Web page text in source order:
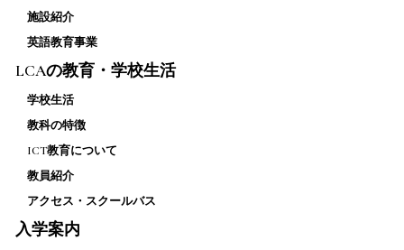
施設紹介
英語教育事業
LCAの教育・学校生活
学校生活
教科の特徴
ICT教育について
教員紹介
アクセス・スクールバス
入学案内